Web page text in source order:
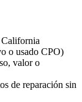
California
o usado CPO)
valor o
de reparación sin